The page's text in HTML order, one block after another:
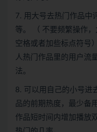
7. 用大号去热门作品中
等。 （ 不要频繁操作
空格或者加些标点符号
人热门作品里的用户流
法。
8. 可以用自己的小号进
品的前期热度，最少备
作品短时间内增加播放